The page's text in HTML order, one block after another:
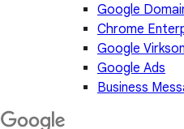
Google
Chrome
Google
Google Ads
Business